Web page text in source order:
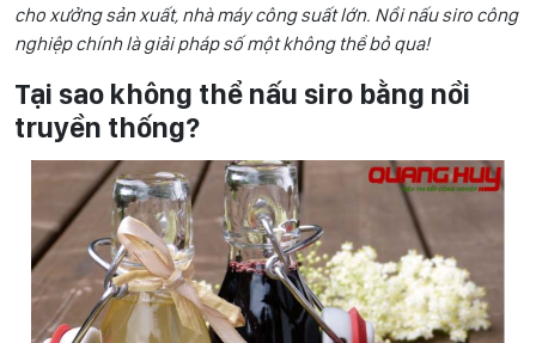
cho xưởng sản xuất, nhà máy công suất lớn. Nồi nấu siro công
nghiệp chính là giải pháp số một không thể bỏ qua!
Tại sao không thể nấu siro bằng nồi
truyền thống?